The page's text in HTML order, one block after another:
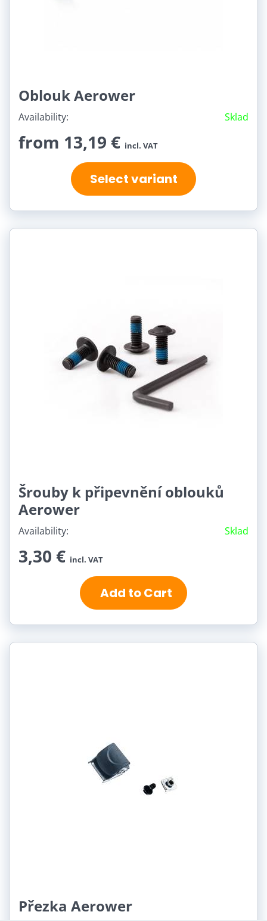
Oblouk Aerower
Availability: Sklad
from 13,19 € incl. VAT
Select variant
Šrouby k připevnění oblouků
Aerower
Availability: Sklad
3,30 € incl. VAT
Add to Cart
Přezka Aerower